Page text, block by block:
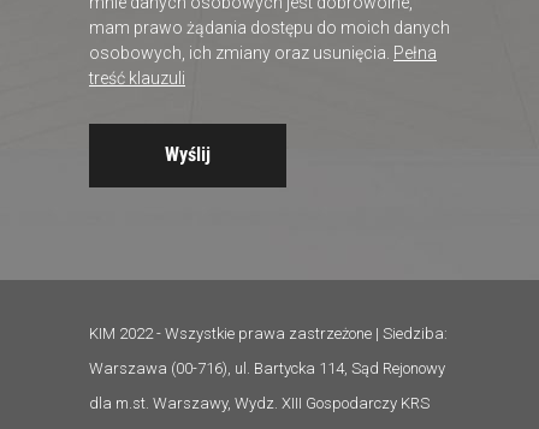
mam prawo żądania dostępu do moich danych
osobowych, ich zmiany oraz usunięcia. Pełna
treść klauzuli
KIM 2022 - Wszystkie prawa zastrzeżone | Siedziba:
Warszawa (00-716), ul. Bartycka 114, Sąd Rejonowy
dla m.st. Warszawy, Wydz. XIII Gospodarczy KRS